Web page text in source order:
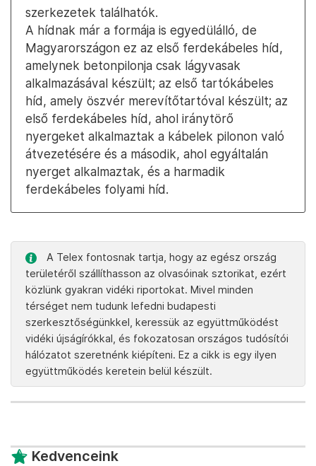
szerkezetek találhatók.
A hídnak már a formája is egyedülálló, de
Magyarországon ez az első ferdekábeles híd,
amelynek betonpilonja csak lágyvasak
alkalmazásával készült; az első tartókábeles
híd, amely öszvér merevítőtartóval készült; az
első ferdekábeles híd, ahol iránytörő
nyergeket alkalmaztak a kábelek pilonon való
átvezetésére és a második, ahol egyáltalán
nyerget alkalmaztak, és a harmadik
ferdekábeles folyami híd.
A Telex fontosnak tartja, hogy az egész ország
területéről szállíthasson az olvasóinak sztorikat, ezért
közlünk gyakran vidéki riportokat. Mivel minden
térséget nem tudunk lefedni budapesti
szerkesztőségünkkel, keressük az együttműködést
vidéki újságírókkal, és fokozatosan országos tudósítói
hálózatot szeretnénk kiépíteni. Ez a cikk is egy ilyen
együttműködés keretein belül készült.
Kedvenceink